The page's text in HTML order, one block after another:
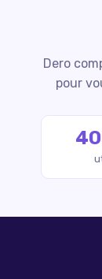
Dero
pour